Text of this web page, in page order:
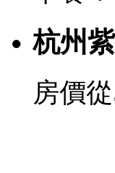
杭州
房價